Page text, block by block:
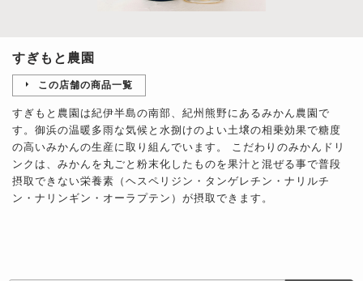
すぎもと農園
この店舗の商品一覧
すぎもと農園は紀伊半島の南部、紀州熊野にあるみかん農園で
す。御浜の温暖多雨な気候と水捌けのよい土壌の相乗効果で糖度
の高いみかんの生産に取り組んでいます。 こだわりのみかんドリ
ンクは、みかんを丸ごと粉末化したものを果汁と混ぜる事で普段
摂取できない栄養素（ヘスペリジン・タンゲレチン・ナリルチ
ン・ナリンギン・オーラプテン）が摂取できます。